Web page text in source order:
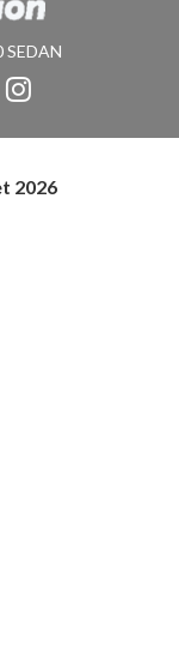
SEDAN
2026